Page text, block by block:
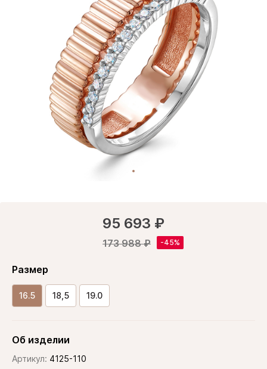
95 693 ₽
173 988 ₽
Размер
16.5 18,5 19.0
Об изделии
Артикул: 4125-110